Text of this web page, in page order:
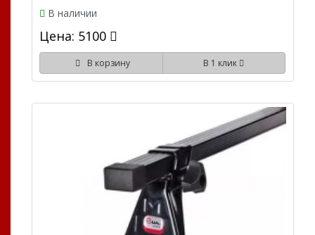
В наличии
Цена: 5100
В корзину В 1 клик